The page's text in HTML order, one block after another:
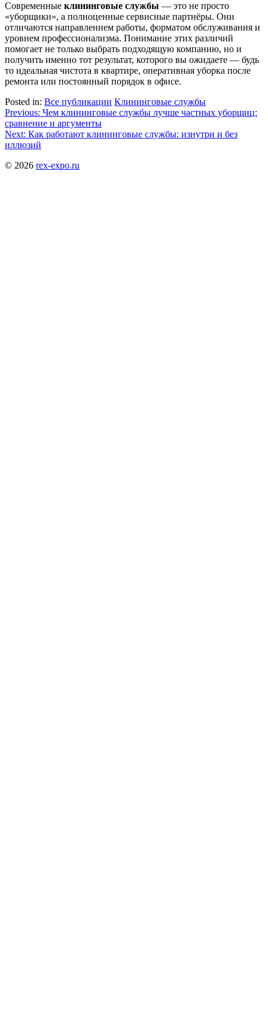
Современные клининговые службы — это не просто
«уборщики», а полноценные сервисные партнёры. Они
отличаются направлением работы, форматом обслуживания и
уровнем профессионализма. Понимание этих различий
помогает не только выбрать подходящую компанию, но и
получить именно тот результат, которого вы ожидаете — будь
то идеальная чистота в квартире, оперативная уборка после
ремонта или постоянный порядок в офисе.
Posted in: Все публикации Клининговые службы
Навигация
по
записям
Previous: Чем клининговые службы лучше частных уборщиц:
сравнение и аргументы
Next: Как работают клининговые службы: изнутри и без
иллюзий
© 2026 rex-expo.ru